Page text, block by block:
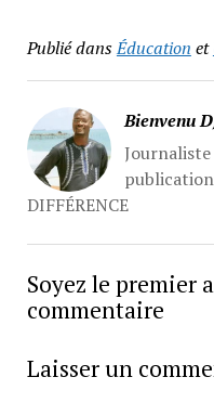
Publié dansÉducation et
Bienvenu
DIFFÉRENCE
Soyez le premier
commentaire
Laisser un